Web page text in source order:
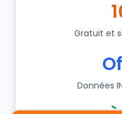
Gratuit et
Données